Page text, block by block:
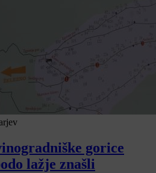
gorice
lažje znašli